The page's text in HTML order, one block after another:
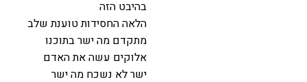
בהיבט הזה
הלאה החסידות טוענת שלב
מתקדם מה ישר בתוכנו
אלוקים עשה את האדם
ישר לא נשכח מה ישר